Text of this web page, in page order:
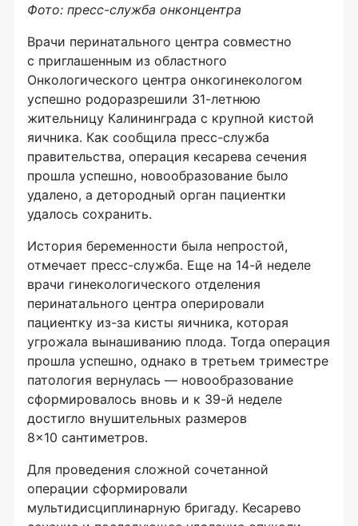
Фото: пресс-служба онконцентра
Врачи перинатального центра совместно
с приглашенным из областного
Онкологического центра онкогинекологом
успешно родоразрешили 31-летнюю
жительницу Калининграда с крупной кистой
яичника. Как сообщила пресс-служба
правительства, операция кесарева сечения
прошла успешно, новообразование было
удалено, а детородный орган пациентки
удалось сохранить.
История беременности была непростой,
отмечает пресс-служба. Еще на 14-й неделе
врачи гинекологического отделения
перинатального центра оперировали
пациентку из-за кисты яичника, которая
угрожала вынашиванию плода. Тогда операция
прошла успешно, однако в третьем триместре
патология вернулась — новообразование
сформировалось вновь и к 39-й неделе
достигло внушительных размеров
8×10 сантиметров.
Для проведения сложной сочетанной
операции сформировали
мультидисциплинарную бригаду. Кесарево